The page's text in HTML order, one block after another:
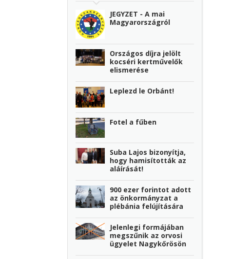
JEGYZET - A mai
Magyarországról
Országos díjra jelölt
kocséri kertművelők
elismerése
Leplezd le Orbánt!
Fotel a fűben
Suba Lajos bizonyítja,
hogy hamisították az
aláírását!
900 ezer forintot adott
az önkormányzat a
plébánia felújítására
Jelenlegi formájában
megszűnik az orvosi
ügyelet Nagykőrösön